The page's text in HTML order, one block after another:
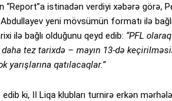
istinadən verdiyi xəbərə görə,
yeni mövsümün formatı ilə
ilə bağlı olduğunu qeyd edib: “PFL
daha tez tarixdə – mayın 13-də
yarışlarına qatılacaqlar.”
ki, II Liqa klubları turnirə erkən